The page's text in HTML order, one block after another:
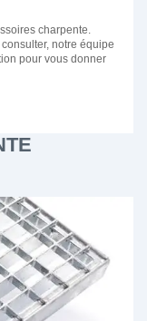
charpente.
notre équipe
pour vous donner